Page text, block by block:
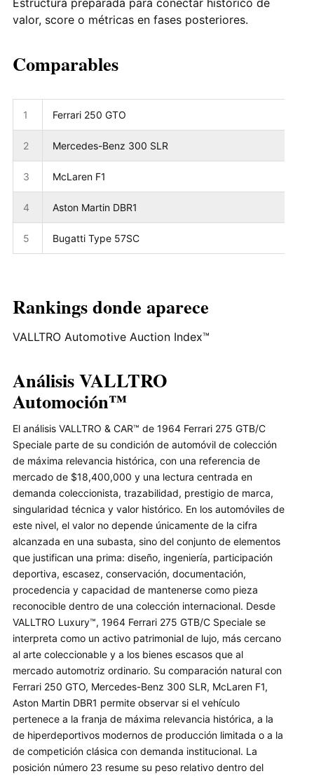
valor, score o métricas en fases posteriores.
Comparables
1 Ferrari 250 GTO
2 Mercedes-Benz 300 SLR
3 McLaren F1
4 Aston Martin DBR1
5 Bugatti Type 57SC
Rankings donde aparece
VALLTRO Automotive Auction Index™
Análisis VALLTRO
Automoción™
El análisis VALLTRO & CAR™ de 1964 Ferrari 275 GTB/C
Speciale parte de su condición de automóvil de colección
de máxima relevancia histórica, con una referencia de
mercado de $18,400,000 y una lectura centrada en
demanda coleccionista, trazabilidad, prestigio de marca,
singularidad técnica y valor histórico. En los automóviles de
este nivel, el valor no depende únicamente de la cifra
alcanzada en una subasta, sino del conjunto de elementos
que justifican una prima: diseño, ingeniería, participación
deportiva, escasez, conservación, documentación,
procedencia y capacidad de mantenerse como pieza
reconocible dentro de una colección internacional. Desde
VALLTRO Luxury™, 1964 Ferrari 275 GTB/C Speciale se
interpreta como un activo patrimonial de lujo, más cercano
al arte coleccionable y a los bienes escasos que al
mercado automotriz ordinario. Su comparación natural con
Ferrari 250 GTO, Mercedes-Benz 300 SLR, McLaren F1,
Aston Martin DBR1 permite observar si el vehículo
pertenece a la franja de máxima relevancia histórica, a la
de hiperdeportivos modernos de producción limitada o a la
de competición clásica con demanda institucional. La
posición número 23 resume su peso relativo dentro del